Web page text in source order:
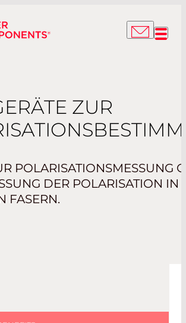
ZUR
POLARISATIONSMESSUNG
DER POLARISATION IN
FASERN.